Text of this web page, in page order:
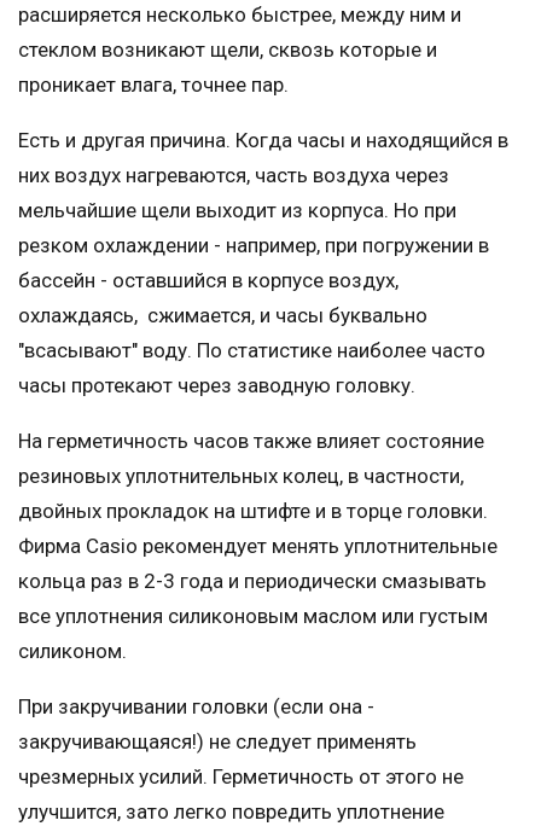
расширяется несколько быстрее, между ним и
стеклом возникают щели, сквозь которые и
проникает влага, точнее пар.
Есть и другая причина. Когда часы и находящийся в
них воздух нагреваются, часть воздуха через
мельчайшие щели выходит из корпуса. Но при
резком охлаждении - например, при погружении в
бассейн - оставшийся в корпусе воздух,
охлаждаясь, сжимается, и часы буквально
"всасывают" воду. По статистике наиболее часто
часы протекают через заводную головку.
На герметичность часов также влияет состояние
резиновых уплотнительных колец, в частности,
двойных прокладок на штифте и в торце головки.
Фирма Casio рекомендует менять уплотнительные
кольца раз в 2-3 года и периодически смазывать
все уплотнения силиконовым маслом или густым
силиконом.
При закручивании головки (если она -
закручивающаяся!) не следует применять
чрезмерных усилий. Герметичность от этого не
улучшится, зато легко повредить уплотнение